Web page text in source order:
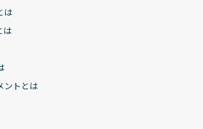
は
は
ントとは